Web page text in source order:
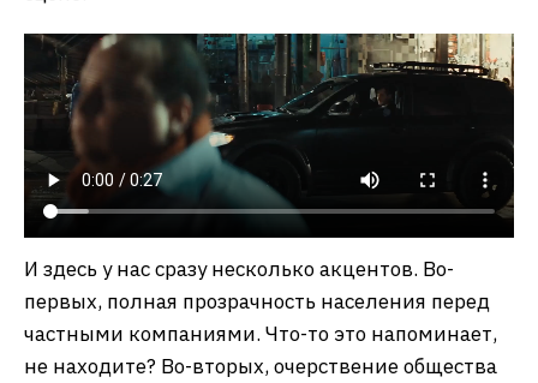
И здесь у нас сразу несколько акцентов. Во-
первых, полная прозрачность населения перед
частными компаниями. Что-то это напоминает,
не находите? Во-вторых, очерствение общества